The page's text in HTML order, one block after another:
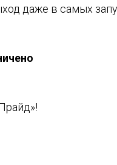
даже в самых